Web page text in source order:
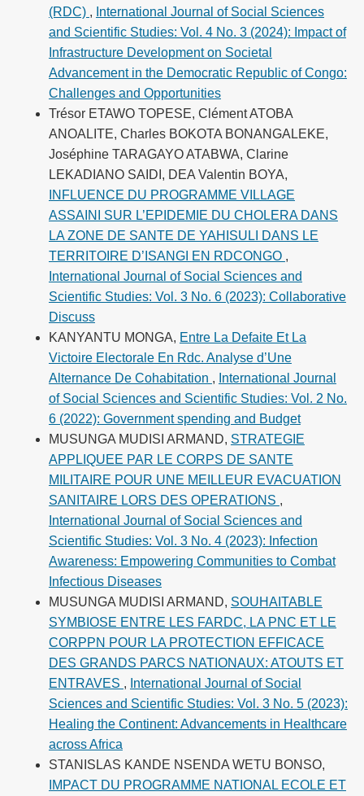
(RDC) , International Journal of Social Sciences
and Scientific Studies: Vol. 4 No. 3 (2024): Impact of
Infrastructure Development on Societal
Advancement in the Democratic Republic of Congo:
Challenges and Opportunities
Trésor ETAWO TOPESE, Clément ATOBA
ANOALITE, Charles BOKOTA BONANGALEKE,
Joséphine TARAGAYO ATABWA, Clarine
LEKADIANO SAIDI, DEA Valentin BOYA,
INFLUENCE DU PROGRAMME VILLAGE
ASSAINI SUR L’EPIDEMIE DU CHOLERA DANS
LA ZONE DE SANTE DE YAHISULI DANS LE
TERRITOIRE D’ISANGI EN RDCONGO ,
International Journal of Social Sciences and
Scientific Studies: Vol. 3 No. 6 (2023): Collaborative
Discuss
KANYANTU MONGA, Entre La Defaite Et La
Victoire Electorale En Rdc. Analyse d’Une
Alternance De Cohabitation , International Journal
of Social Sciences and Scientific Studies: Vol. 2 No.
6 (2022): Government spending and Budget
MUSUNGA MUDISI ARMAND, STRATEGIE
APPLIQUEE PAR LE CORPS DE SANTE
MILITAIRE POUR UNE MEILLEUR EVACUATION
SANITAIRE LORS DES OPERATIONS ,
International Journal of Social Sciences and
Scientific Studies: Vol. 3 No. 4 (2023): Infection
Awareness: Empowering Communities to Combat
Infectious Diseases
MUSUNGA MUDISI ARMAND, SOUHAITABLE
SYMBIOSE ENTRE LES FARDC, LA PNC ET LE
CORPPN POUR LA PROTECTION EFFICACE
DES GRANDS PARCS NATIONAUX: ATOUTS ET
ENTRAVES , International Journal of Social
Sciences and Scientific Studies: Vol. 3 No. 5 (2023):
Healing the Continent: Advancements in Healthcare
across Africa
STANISLAS KANDE NSENDA WETU BONSO,
IMPACT DU PROGRAMME NATIONAL ECOLE ET